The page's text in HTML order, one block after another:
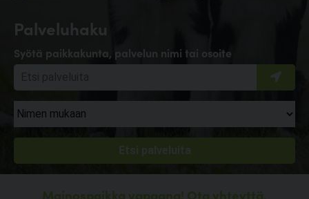
Palveluhaku
Syötä paikkakunta, palvelun nimi tai osoite
Mainospaikka vapaana! Ota yhteyttä.